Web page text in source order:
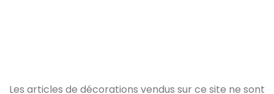
Les articles de décorations vendus sur ce site ne sont